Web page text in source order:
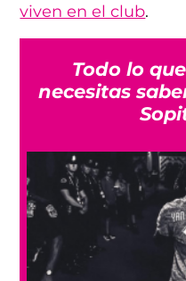
viven en el club.
Todo lo
necesitas